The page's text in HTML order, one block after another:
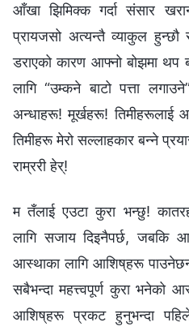
आँखा झिमिक्‍क गर्दा संसार
प्रायजसो अत्यन्तै व्याकुल
डराएको कारण आफ्नो बोझमा थप
लागि “उम्कने बाटो पत्ता
अन्धाहरू! मूर्खहरू! तिमीहरूलाई
तिमीहरू मेरो सल्‍लाहकार बन्‍ने
राम्ररी हेर्!
म तँलाई एउटा कुरा भन्छु!
लागि सजाय दिइनैपर्छ, जबकि
आस्थाका लागि आशिष्‌हरू
सबैभन्दा महत्त्वपूर्ण कुरा भनेको
आशिष्‌हरू प्रकट हुनुभन्दा